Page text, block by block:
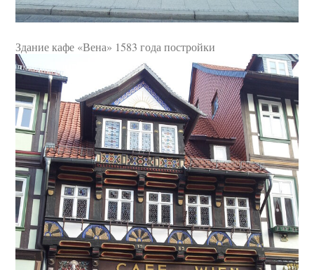
Здание кафе «Вена» 1583 года постройки